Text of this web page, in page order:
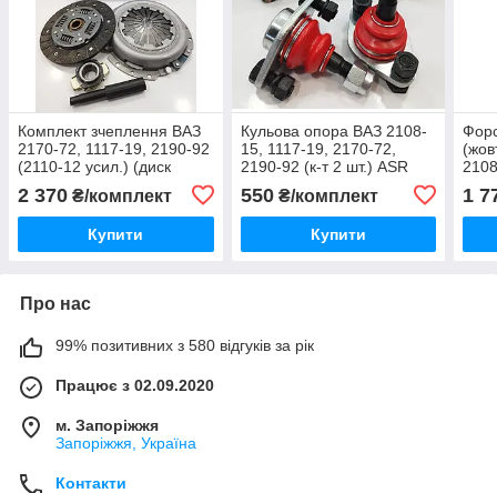
Комплект зчеплення ВАЗ
2170-72, 1117-19, 2190-92
(2110-12 усил.) (диск
натискний, ведмедиковий,
підшипник) ASR Чехія
2 370 ₴/комплект
Купити
Кульова опора ВАЗ 2108-
15, 1117-19, 2170-72,
2190-92 (к-т 2 шт.) ASR
550₴/комплект
Купити
1
Про нас
99% позитивних з 580 відгуків за рік
Працює з 02.09.2020
м. Запоріжжя
Запоріжжя, Україна
Контакти